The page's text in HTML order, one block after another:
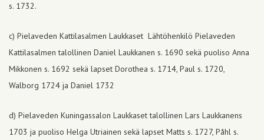
s. 1732.
c) Pielaveden Kattilasalmen Laukkaset Lähtöhenkilö Pielaveden
Kattilasalmen talollinen Daniel Laukkanen s. 1690 sekä puoliso Anna
Mikkonen s. 1692 sekä lapset Dorothea s. 1714, Paul s. 1720,
Walborg 1724 ja Daniel 1732
d) Pielaveden Kuningassalon Laukkaset talollinen Lars Laukkanens
1703 ja puoliso Helga Utriainen sekä lapset Matts s. 1727, Påhl s.